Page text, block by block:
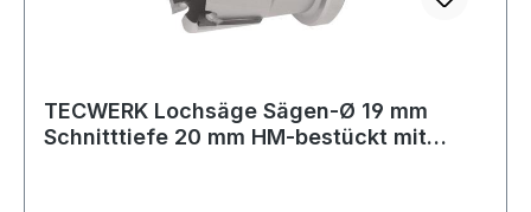
TECWERK Lochsäge Sägen-Ø 19 mm
Schnitttiefe 20 mm HM-bestückt mit